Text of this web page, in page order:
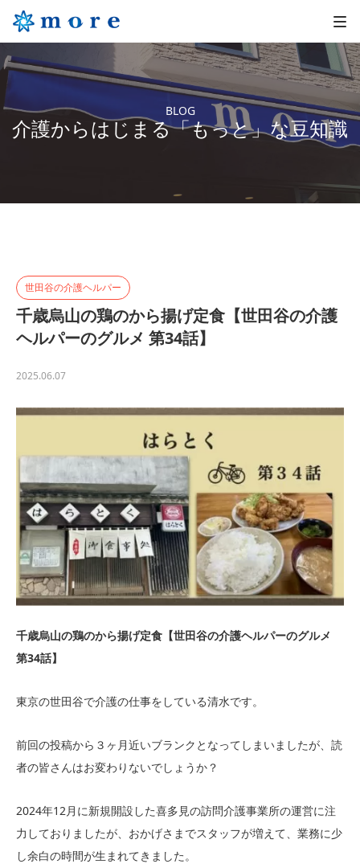
BLOG
介護からはじまる「もっと」な豆知識
世田谷の介護ヘルパー
千歳烏山の鶏のから揚げ定食【世田谷の介護
ヘルパーのグルメ 第34話】
2025.06.07
千歳烏山の鶏のから揚げ定食【世田谷の介護ヘルパーのグルメ
第34話】
東京の世田谷で介護の仕事をしている清水です。
前回の投稿から３ヶ月近いブランクとなってしまいましたが、読
者の皆さんはお変わりないでしょうか？
2024年12月に新規開設した喜多見の訪問介護事業所の運営に注
力しておりましたが、おかげさまでスタッフが増えて、業務に少
し余白の時間が生まれてきました。